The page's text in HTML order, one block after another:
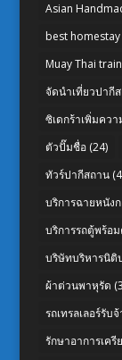
Asian
best
Muay Thai
จัดนำเที่ยวปากี
ซิเดกร้าเพิ่มคว
ตัวปั๊มชื่อ(24)
ทัวร์ปากีสถาน
บริการฉายหนัง
บริการรถตู้พร้อ
บริษัทบริหารนิติ
ผ้าต่วนพาหุรัด
รถเทรลเลอร์รับจ้
รักษาอาการเค